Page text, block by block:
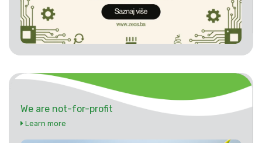
We are not-for-profit
Learn more